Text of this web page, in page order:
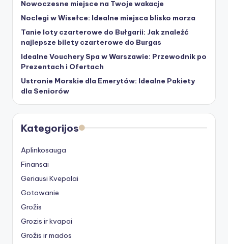
Nowoczesne miejsce na Twoje wakacje
Noclegi w Wisełce: Idealne miejsca blisko morza
Tanie loty czarterowe do Bułgarii: Jak znaleźć
najlepsze bilety czarterowe do Burgas
Idealne Vouchery Spa w Warszawie: Przewodnik po
Prezentach i Ofertach
Ustronie Morskie dla Emerytów: Idealne Pakiety
dla Seniorów
Kategorijos
Aplinkosauga
Finansai
Geriausi Kvepalai
Gotowanie
Grožis
Grozis ir kvapai
Grožis ir mados